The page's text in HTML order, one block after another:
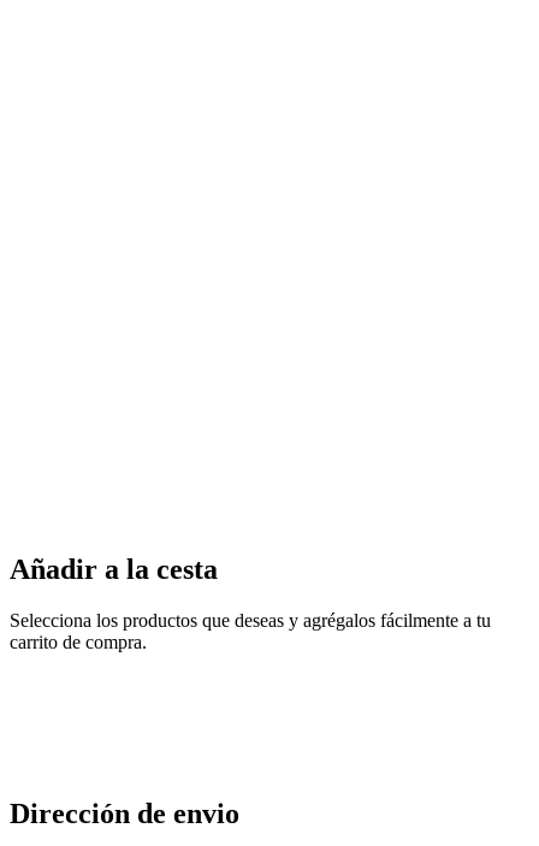
Añadir a la cesta
Selecciona los productos que deseas y agrégalos fácilmente a tu
carrito de compra.
Dirección de envio